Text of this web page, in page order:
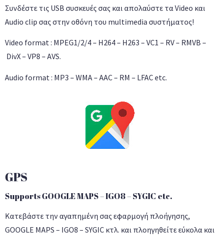
Συνδέστε τις USB συσκευές σας και απολαύστε τα Video και
Audio clip σας στην οθόνη του multimedia συστήματος!
Video format : MPEG1/2/4 – H264 – H263 – VC1 – RV – RMVB –
DivX – VP8 – AVS.
Audio format : MP3 – WMA – AAC – RM – LFAC etc.
GPS
Supports GOOGLE MAPS – IGO8 – SYGIC etc.
Κατεβάστε την αγαπημένη σας εφαρμογή πλοήγησης,
GOOGLE MAPS – IGO8 – SYGIC κτλ. και πλοηγηθείτε εύκολα και